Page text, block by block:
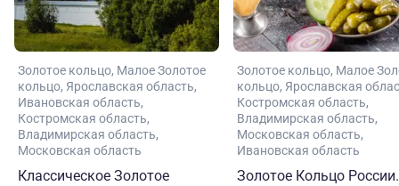
Золотое кольцо Малое Золотое
кольцо Ярославская область
Ивановская область
Костромская область
Владимирская область
Московская область
Классическое Золотое
Золотое кольцо Малое
кольцо Ярославская
Костромская область
Владимирская область
Московская область
Ивановская область
Золотое Кольцо